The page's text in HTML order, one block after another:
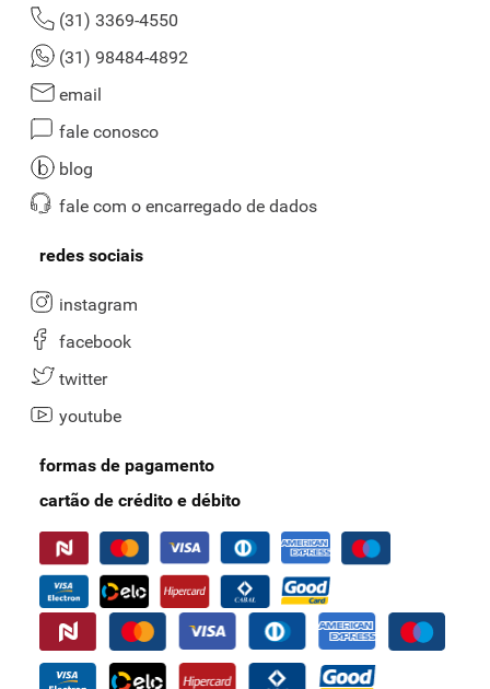
(31) 3369-4550
(31) 98484-4892
email
fale conosco
blog
fale com o encarregado de dados
redes sociais
instagram
facebook
twitter
youtube
formas de pagamento
cartão de crédito e débito